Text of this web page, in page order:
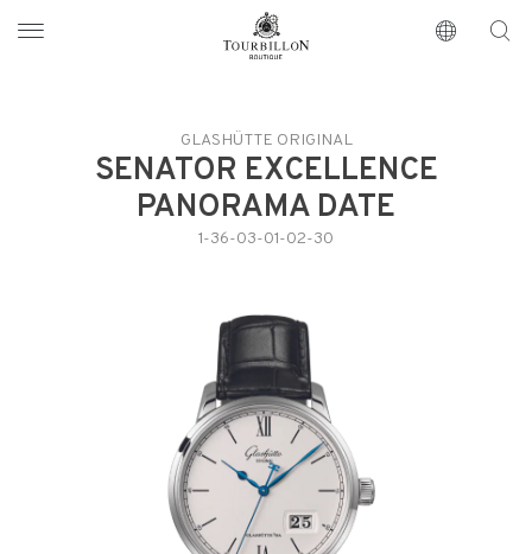
https://www.tourbillon.com/index.php/es
GLASHÜTTE ORIGINAL
SENATOR EXCELLENCE
PANORAMA DATE
1-36-03-01-02-30